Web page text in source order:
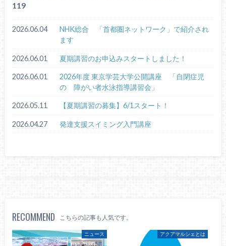
119
2026.06.04
NHK総合 「首都圏ネットワーク」で紹介され
ます
2026.06.01 夏期講習のお申込みスタートしました！
2026.06.01
2026年度 東京学芸大学公開講座 「自閉症児
の 障がい者水泳指導講習会」
2026.05.11 【夏期講習の募集】6/1スタート！
2026.04.27 発達支援スイミング入門講座
RECOMMEND こちらの記事も人気です。
ニュース アクアマルシェとは